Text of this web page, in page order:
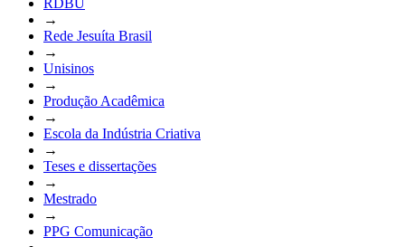
→
Rede Jesuíta Brasil
→
Unisinos
→
Produção Acadêmica
→
Escola da Indústria Criativa
→
Teses e dissertações
→
Mestrado
→
PPG Comunicação